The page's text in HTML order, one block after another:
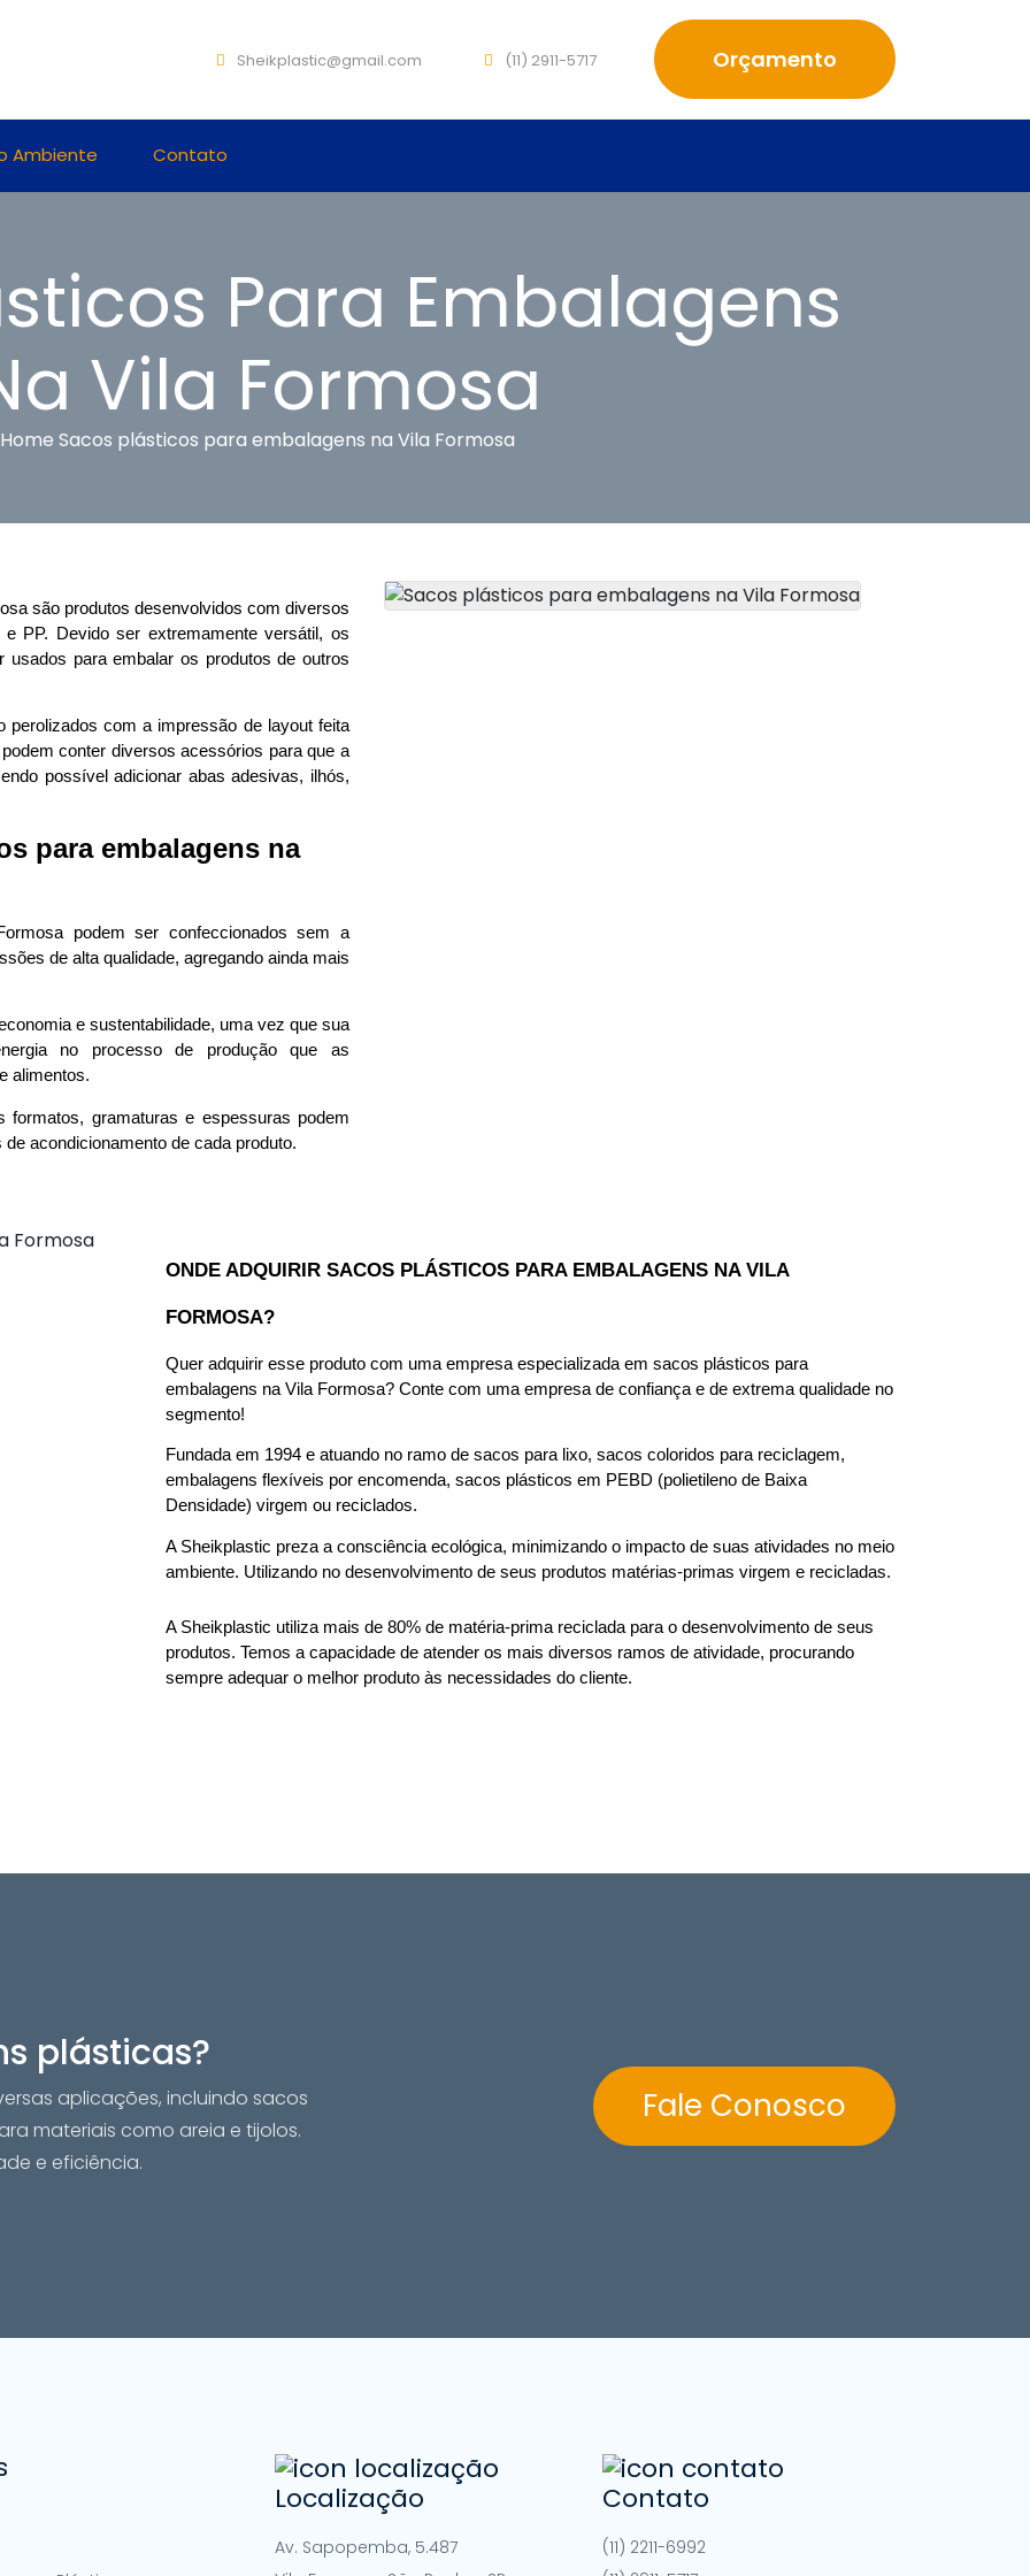
Sheikplastic@gmail.com (11) 2911-5717 Orçamento
Ambiente Contato
Para Embalagens
Vila Formosa
Home Sacos plásticos para embalagens na Vila Formosa
são produtos desenvolvidos com diversos
PP. Devido ser extremamente versátil, os
para embalar os produtos de outros
perolizados com a impressão de layout feita
conter diversos acessórios para que a
possível adicionar abas adesivas, ilhós,
para embalagens na
podem ser confeccionados sem a
de alta qualidade, agregando ainda mais
e sustentabilidade, uma vez que sua
no processo de produção que as
alimentos.
formatos, gramaturas e espessuras podem
acondicionamento de cada produto.
ONDE ADQUIRIR SACOS PLÁSTICOS PARA EMBALAGENS NA VILA
FORMOSA?
Quer adquirir esse produto com uma empresa especializada em sacos plásticos para
embalagens na Vila Formosa? Conte com uma empresa de confiança e de extrema qualidade no
segmento!
Fundada em 1994 e atuando no ramo de sacos para lixo, sacos coloridos para reciclagem,
embalagens flexíveis por encomenda, sacos plásticos em PEBD (polietileno de Baixa
Densidade) virgem ou reciclados.
A Sheikplastic preza a consciência ecológica, minimizando o impacto de suas atividades no meio
ambiente. Utilizando no desenvolvimento de seus produtos matérias-primas virgem e recicladas.
A Sheikplastic utiliza mais de 80% de matéria-prima reciclada para o desenvolvimento de seus
produtos. Temos a capacidade de atender os mais diversos ramos de atividade, procurando
sempre adequar o melhor produto às necessidades do cliente.
plásticas?
aplicações, incluindo sacos
materiais como areia e tijolos.
e eficiência.
Fale Conosco
Localização
Av. Sapopemba, 5.487
Contato
(11) 2211-6992